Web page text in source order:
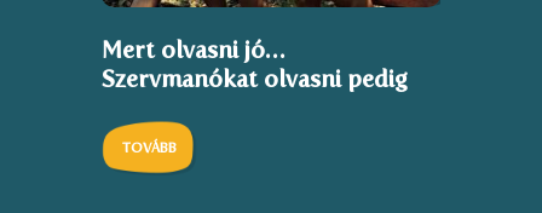
Mert olvasni jó…
Szervmanókat olvasni pedig
TOVÁBB